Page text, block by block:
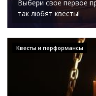
Выбери свое первое
так любят квесты!
Квесты и перформансы